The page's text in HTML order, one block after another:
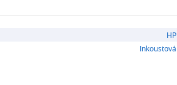
HP
Inkoustová